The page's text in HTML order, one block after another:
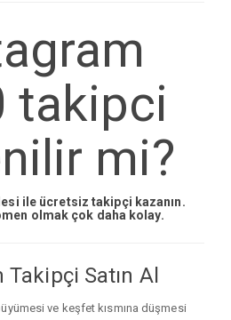
takipci
mi?
ile ücretsiz takipçi kazanın.
olmak çok daha kolay.
Satın Al
ve keşfet kısmına düşmesi